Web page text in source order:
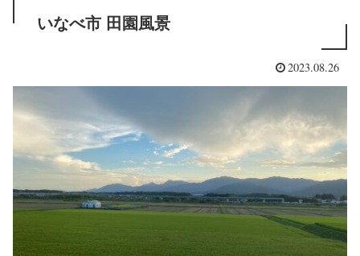
いなべ市 田園風景
2023.08.26